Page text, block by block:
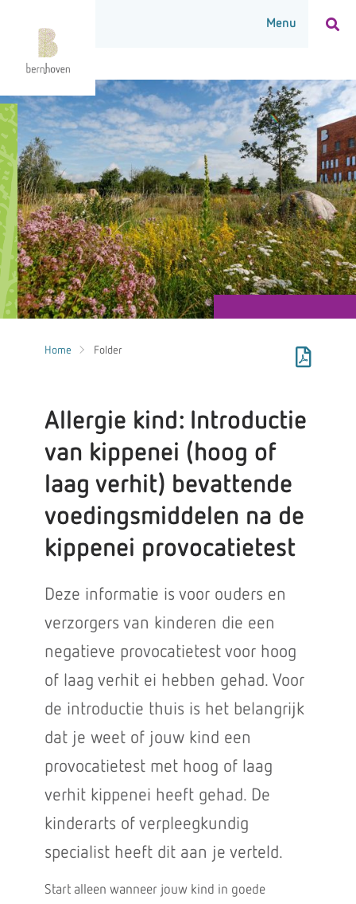
Home Folder
Allergie kind: Introductie
van kippenei (hoog of
laag verhit) bevattende
voedingsmiddelen na de
kippenei provocatietest
Deze informatie is voor ouders en
verzorgers van kinderen die een
negatieve provocatietest voor hoog
of laag verhit ei hebben gehad. Voor
de introductie thuis is het belangrijk
dat je weet of jouw kind een
provocatietest met hoog of laag
verhit kippenei heeft gehad. De
kinderarts of verpleegkundig
specialist heeft dit aan je verteld.
Start alleen wanneer jouw kind in goede